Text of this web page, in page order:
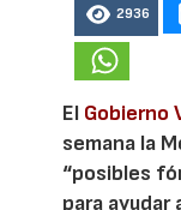
2936
El Gobierno
semana la
“posibles
para ayudar